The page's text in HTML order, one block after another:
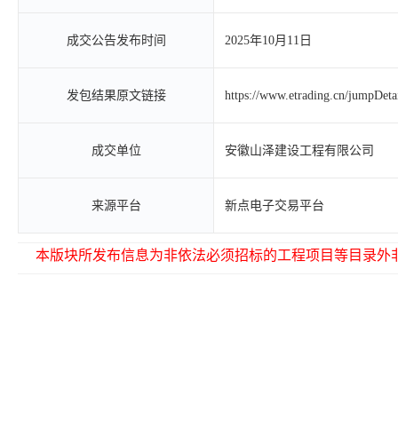
成交公告发布时间 2025年10月11日
发包结果原文链接 https://www.etrading.cn/
成交单位 安徽山泽建设工程有限公司
来源平台 新点电子交易平台
本版块所发布信息为非依法必须招标的工程项目等目录